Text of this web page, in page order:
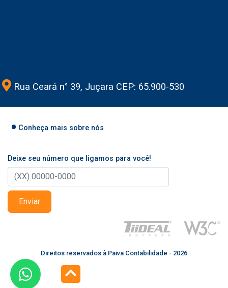
Rua Ceará n° 39, Juçara CEP: 65.900-530
Conheça mais sobre nós
Deixe seu número que ligamos para você!
Enviar
Direitos reservados à Paiva Contabilidade - 2026